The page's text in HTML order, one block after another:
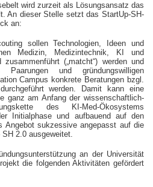
wird zurzeit als Lösungsansatz das
An dieser Stelle setzt das StartUp-SH-
an:
sollen Technologien, Ideen und
Medizin, Medizintechnik, KI und
(„matcht“) werden und
und gründungswilligen
Campus konkrete Beratungen bzgl.
werden. Damit kann eine
ganz am Anfang der wissenschaftlich-
des KI-Med-Ökosystems
Initialphase und aufbauend auf den
Angebot sukzessive angepasst auf die
2.0 ausgeweitet.
an der Universität
die folgenden Aktivitäten gefördert